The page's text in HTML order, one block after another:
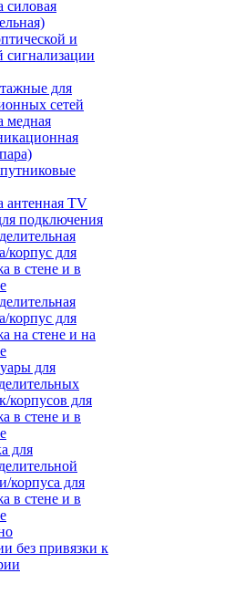
силовая
и
сигнализации
для
сетей
медная
антенная TV
подключения
корпус для
в стене и в
корпус для
на стене и на
для
корпусов для
в стене и в
для
корпуса для
в стене и в
без привязки к